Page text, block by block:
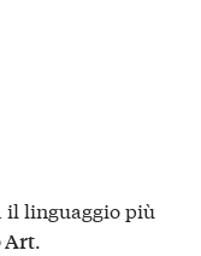
il linguaggio più
Art.